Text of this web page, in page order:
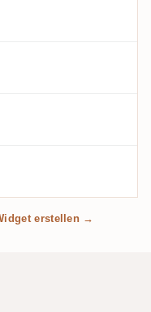
erstellen →